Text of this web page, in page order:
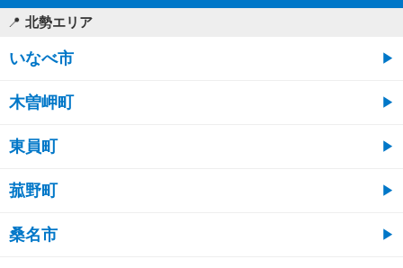
北勢エリア
いなべ市
木曽岬町
東員町
菰野町
桑名市